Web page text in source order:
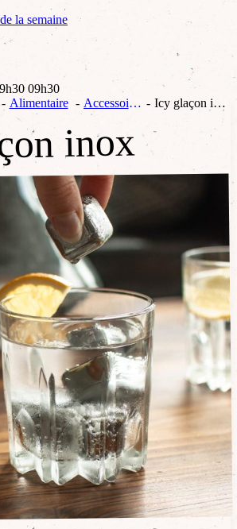
la semaine
09h30
Alimentaire Accessoires Icy glaçon inox
inox